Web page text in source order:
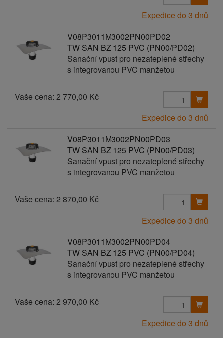
Expedice do 3 dnů
V08P3011M3002PN00PD02
TW SAN BZ 125 PVC (PN00/PD02)
Sanační vpust pro nezateplené střechy
s integrovanou PVC manžetou
Vaše cena: 2 770,00 Kč
Expedice do 3 dnů
V08P3011M3002PN00PD03
TW SAN BZ 125 PVC (PN00/PD03)
Sanační vpust pro nezateplené střechy
s integrovanou PVC manžetou
Vaše cena: 2 870,00 Kč
Expedice do 3 dnů
V08P3011M3002PN00PD04
TW SAN BZ 125 PVC (PN00/PD04)
Sanační vpust pro nezateplené střechy
s integrovanou PVC manžetou
Vaše cena: 2 970,00 Kč
Expedice do 3 dnů